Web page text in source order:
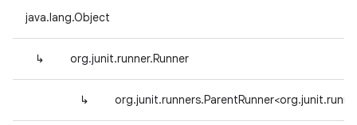
java.lang.Object
↳ org.junit.runner.Runner
↳